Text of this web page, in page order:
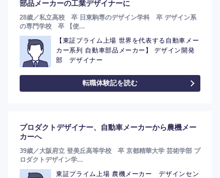
部品メーカーの工業デザイナーに
28歳／私立高校 卒 日東駒専のデザイン学科 卒 デザイン系
の専門学校 卒 【使...
【東証プライム上場 世界を代表する自動車メー
カー系列 自動車部品メーカー】 デザイン開発
部 デザイナー
転職体験記を読む
プロダクトデザイナー、自動車メーカーから農機メー
カーへ
39歳／大阪府立 登美丘高等学校 卒 京都精華大学 芸術学部 プ
ロダクトデザイン学...
東証プライム上場 農機メーカー デザインセン